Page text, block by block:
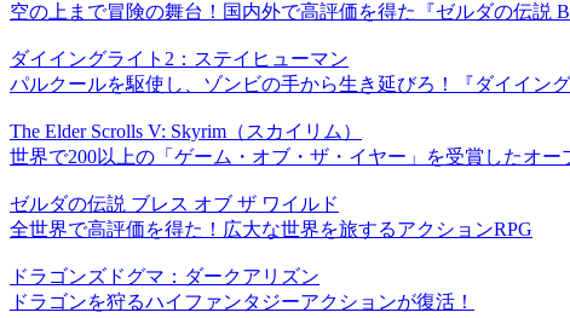
空の上まで冒険の舞台！国内外で高評価を得た『ゼルダの伝説
ダイイングライト2：ステイヒューマン
パルクールを駆使し、ゾンビの手から生き延びろ！『ダイイン
The Elder Scrolls V: Skyrim（スカイリム）
世界で200以上の「ゲーム・オブ・ザ・イヤー」を受賞したオー
ゼルダの伝説 ブレス オブ ザ ワイルド
全世界で高評価を得た！広大な世界を旅するアクションRPG
ドラゴンズドグマ：ダークアリズン
ドラゴンを狩るハイファンタジーアクションが復活！